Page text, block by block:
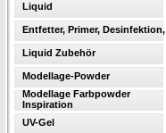
Liquid
Entfetter, Primer, Desinfektion,
Liquid Zubehör
Modellage-Powder
Modellage Farbpowder
Inspiration
UV-Gel